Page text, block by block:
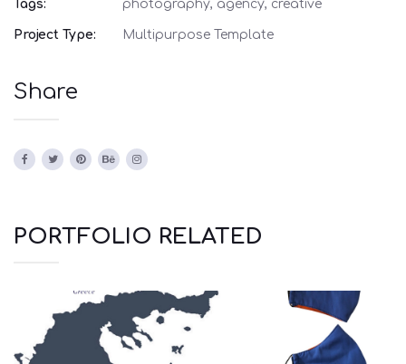
Tags: photography, agency, creative
Project Type: Multipurpose Template
Share
PORTFOLIO RELATED